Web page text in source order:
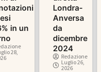
in un
28,
Londra-
Anversa
da
dicembre
2024
Redazione
Luglio 26,
2026